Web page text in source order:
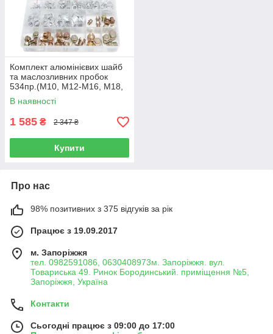
Комплект алюмінієвих шайб
та маслозливних пробок
534пр.(М10, М12-М16, М18,
М20) Forsage F-04J1063
В наявності
1 585 ₴ 2 347 ₴
Купити
Про нас
98% позитивних з 375 відгуків за рік
Працює з 19.09.2017
м. Запоріжжя
тел. 0982591086, 0630408973м. Запоріжжя. вул.
Товариська 49. Ринок Бородинський. приміщення №5,
Запоріжжя, Україна
Контакти
Сьогодні працює з 09:00 до 17:00